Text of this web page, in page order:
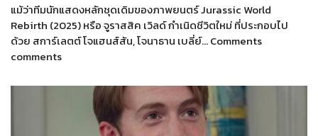
แม้ว่าทีมนักแสดงหลักชุดเดิมของภาพยนตร์ Jurassic World
Rebirth (2025) หรือ จูราสสิค เวิลด์ กำเนิดชีวิตใหม่ ที่ประกอบไป
ด้วย สการ์เลตต์ โจแฮนส์สัน, โจนาธาน เบลี่ย์… Comments
comments